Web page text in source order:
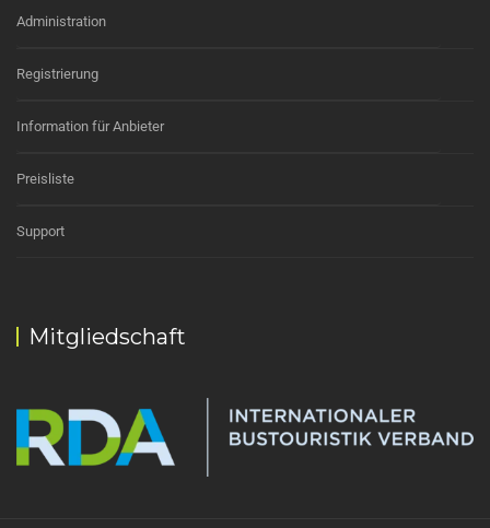
Administration
Registrierung
Information für Anbieter
Preisliste
Support
Mitgliedschaft